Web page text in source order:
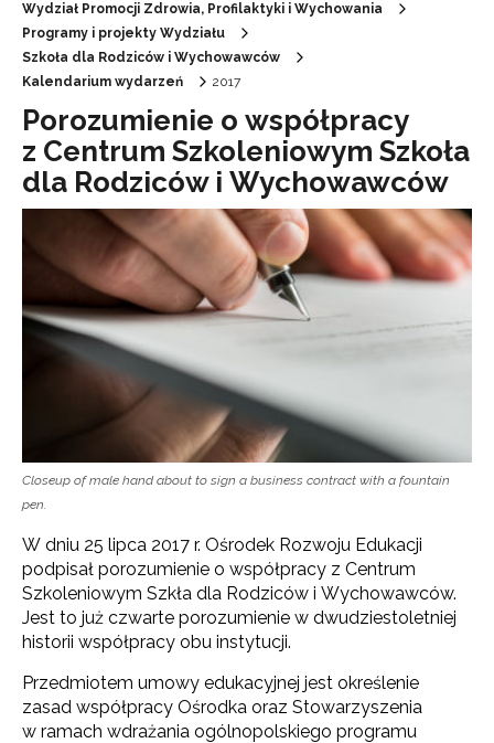
Wydział Promocji Zdrowia, Profilaktyki i Wychowania
Programy i projekty Wydziału
Szkoła dla Rodziców i Wychowawców
Kalendarium wydarzeń
2017
Porozumienie o współpracy
z Centrum Szkoleniowym Szkoła
dla Rodziców i Wychowawców
Closeup of male hand about to sign a business contract with a fountain
pen.
W dniu 25 lipca 2017 r. Ośrodek Rozwoju Edukacji
podpisał porozumienie o współpracy z Centrum
Szkoleniowym Szkła dla Rodziców i Wychowawców.
Jest to już czwarte porozumienie w dwudziestoletniej
historii współpracy obu instytucji.
Przedmiotem umowy edukacyjnej jest określenie
zasad współpracy Ośrodka oraz Stowarzyszenia
w ramach wdrażania ogólnopolskiego programu